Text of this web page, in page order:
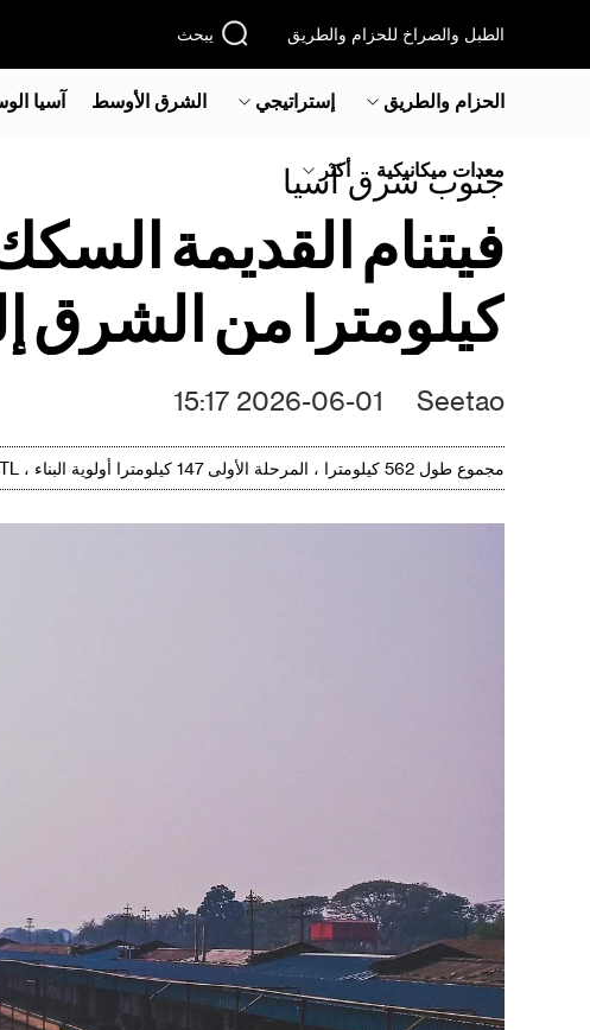
الطبل والصراخ للحزام والطريق يبحث
الحزام والطريق إستراتيجي الشرق الأوسط‎ آسيا
معدات ميكانيكية أكثر
جنوب شرق آسيا‎
كيلومترا من الشرق
Seetao
2026-06-01 15:17
مجموع طول 562 كيلومترا ، المرحلة الأولى 147 كيلومترا أولوية البناء ، PTL و ديو كا مجموعة توقيع اتفاق الاستثمار لبناء الشرق والغرب اللوجستية الشريان الرئيسي